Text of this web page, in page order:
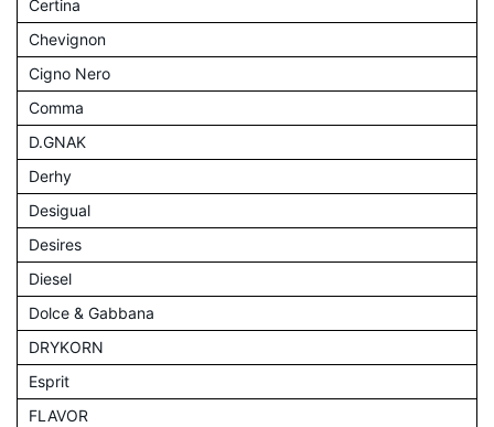
Certina
Chevignon
Cigno Nero
Comma
D.GNAK
Derhy
Desigual
Desires
Diesel
Dolce & Gabbana
DRYKORN
Esprit
FLAVOR